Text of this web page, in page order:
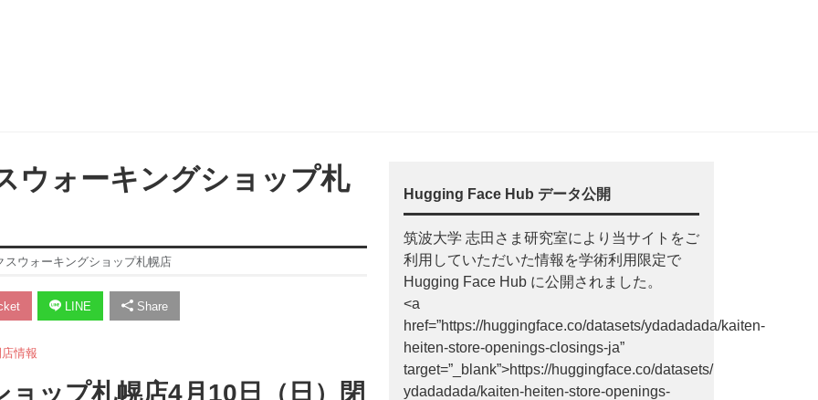
ウォーキングショップ札
スウォーキングショップ札幌店
LINE Share
情報
ップ札幌店4月10日（日）閉
Hugging Face Hub データ公開
筑波大学 志田さま研究室により当サイトをご
利用していただいた情報を学術利用限定で
Hugging Face Hub に公開されました。
<a
href=”https://huggingface.co/datasets/ydadadada/kaiten-
heiten-store-openings-closings-ja”
target=”_blank”>https://huggingface.co/datasets/
ydadadada/kaiten-heiten-store-openings-